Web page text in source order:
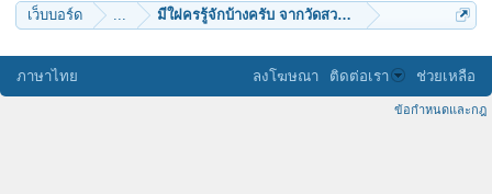
เว็บบอร์ด ... มีใฝครรู้จักบ้างครับ จากวัดสวนดอก
ภาษาไทย ลงโฆษณา ติดต่อเรา ช่วยเหลือ
ข้อกำหนดและกฎ